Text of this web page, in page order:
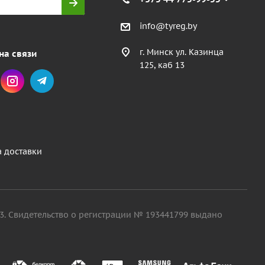
связи
доставки
info@tyreg.by
г. Минск ул. Казинца
125, каб 13
Свидетельство о регистрации № 193441799 выдано